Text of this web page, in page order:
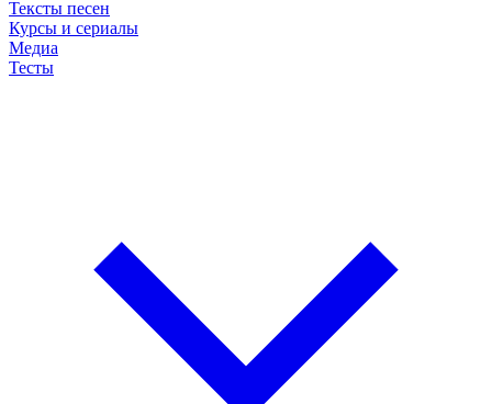
Тексты песен
Курсы и сериалы
Медиа
Тесты